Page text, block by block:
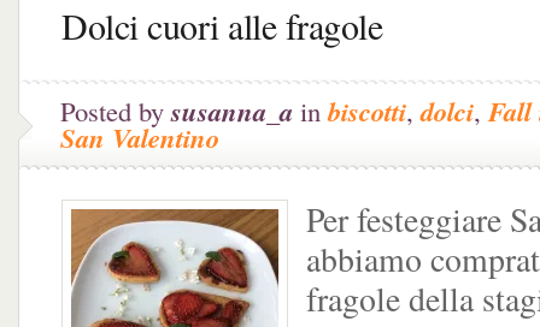
Dolci cuori alle fragole
Posted bysusanna_a inbiscotti,dolci,Fall
San Valentino
Per festeggiare
abbiamo
fragole della